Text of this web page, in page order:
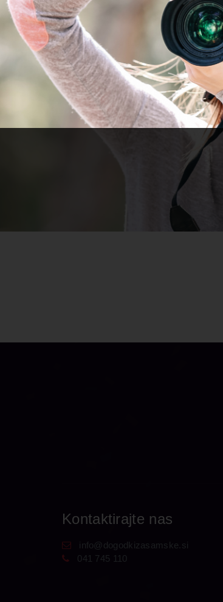
Kontaktirajte nas
info@dogodkizasamske.si
041 745 110